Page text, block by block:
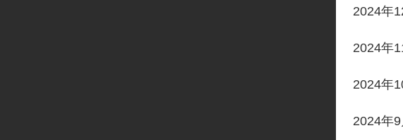
2024年
2024年
2024年
2024年9